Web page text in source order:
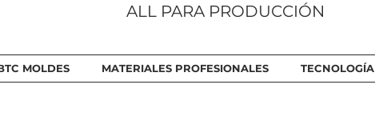
ALL PARA PRODUCCIÓN
MOLDES MATERIALES PROFESIONALES TECNOLOGÍA